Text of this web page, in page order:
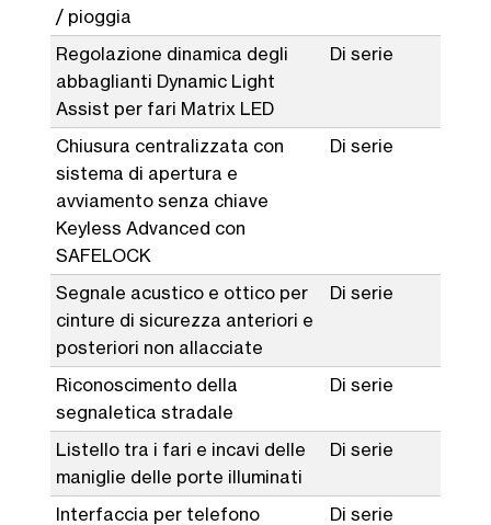
/ pioggia
Regolazione dinamica degli
abbaglianti Dynamic Light
Assist per fari Matrix LED
Di serie
Chiusura centralizzata con
sistema di apertura e
avviamento senza chiave
Keyless Advanced con
SAFELOCK
Di serie
Segnale acustico e ottico per
cinture di sicurezza anteriori e
posteriori non allacciate
Di serie
Riconoscimento della
segnaletica stradale
Di serie
Listello tra i fari e incavi delle
maniglie delle porte illuminati
Di serie
Interfaccia per telefono
Di serie